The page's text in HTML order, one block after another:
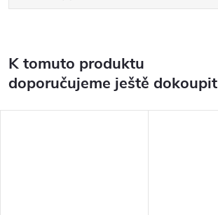
K tomuto produktu
doporučujeme ještě dokoupit